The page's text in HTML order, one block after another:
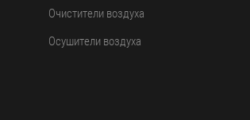
Очистители воздуха
Осушители воздуха